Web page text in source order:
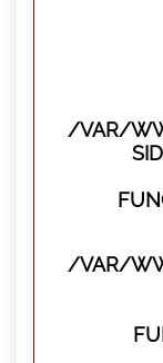
/VAR/
/VAR/